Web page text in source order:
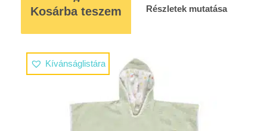
Kosárba teszem Részletek mutatása
Kívánságlistára